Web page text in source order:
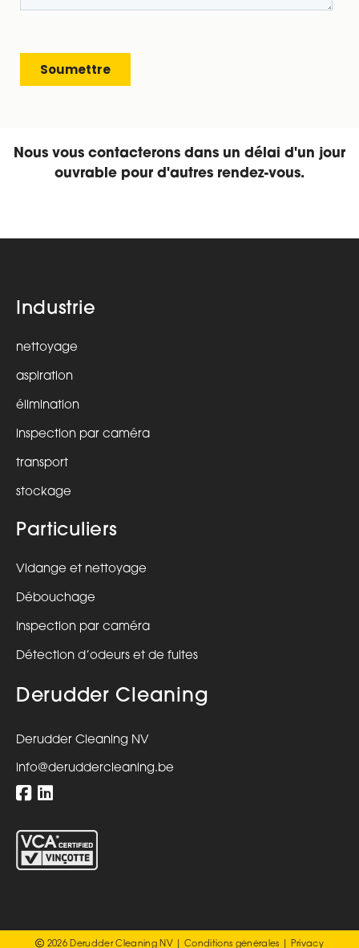
Nous vous contacterons dans un délai d'un jour
ouvrable pour d'autres rendez-vous.
Industrie
nettoyage
aspiration
élimination
inspection par caméra
transport
stockage
Particuliers
Vidange et nettoyage
Débouchage
Inspection par caméra
Détection d’odeurs et de fuites
Derudder Cleaning
Derudder Cleaning NV
info@deruddercleaning.be
2026 Derudder Cleaning NV | Conditions générales Privacy